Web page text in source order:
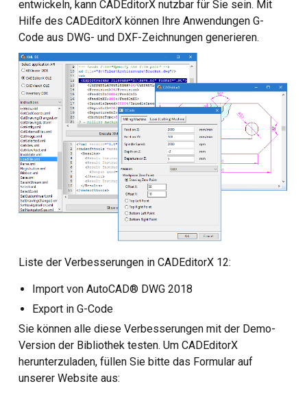
entwickeln, kann CADEditorX nutzbar für Sie sein. Mit
Hilfe des CADEditorX können Ihre Anwendungen G-
Code aus DWG- und DXF-Zeichnungen generieren.
Liste der Verbesserungen in CADEditorX 12:
Import von AutoCAD® DWG 2018
Export in G-Code
Sie können alle diese Verbesserungen mit der Demo-
Version der Bibliothek testen. Um CADEditorX
herunterzuladen, füllen Sie bitte das Formular auf
unserer Website aus: